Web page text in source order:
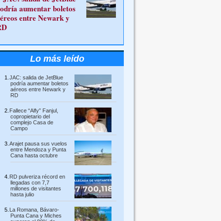
aumentar boletos
entre Newark y
Lo más leído
JAC: salida de JetBlue
podría aumentar boletos
aéreos entre Newark y
RD
Fallece “Alfy” Fanjul,
copropietario del
complejo Casa de
Campo
Arajet pausa sus vuelos
entre Mendoza y Punta
Cana hasta octubre
RD pulveriza récord en
llegadas con 7,7
millones de visitantes
hasta julio
La Romana, Bávaro-
Punta Cana y Miches